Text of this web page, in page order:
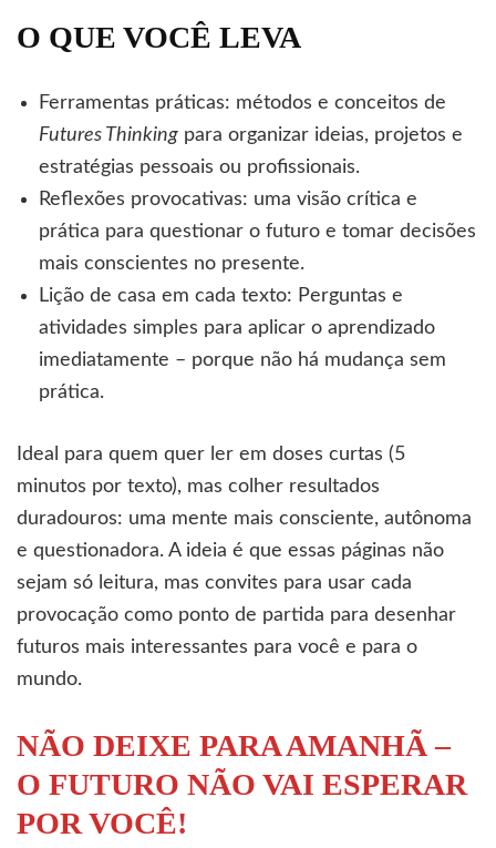
O QUE VOCÊ LEVA
Ferramentas práticas: métodos e conceitos de
Futures Thinking para organizar ideias, projetos e
estratégias pessoais ou profissionais.
Reflexões provocativas: uma visão crítica e
prática para questionar o futuro e tomar decisões
mais conscientes no presente.
Lição de casa em cada texto: Perguntas e
atividades simples para aplicar o aprendizado
imediatamente – porque não há mudança sem
prática.
Ideal para quem quer ler em doses curtas (5
minutos por texto), mas colher resultados
duradouros: uma mente mais consciente, autônoma
e questionadora. A ideia é que essas páginas não
sejam só leitura, mas convites para usar cada
provocação como ponto de partida para desenhar
futuros mais interessantes para você e para o
mundo.
NÃO DEIXE PARA AMANHÃ –
O FUTURO NÃO VAI ESPERAR
POR VOCÊ!